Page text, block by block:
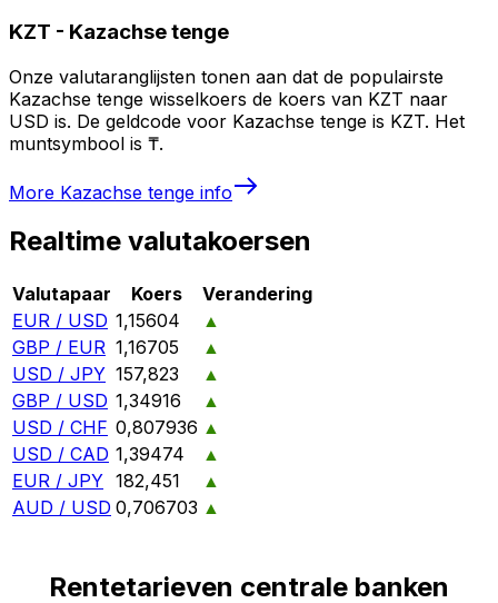
KZT - Kazachse tenge
Onze valutaranglijsten tonen aan dat de populairste
Kazachse tenge wisselkoers de koers van KZT naar
USD is. De geldcode voor Kazachse tenge is KZT. Het
muntsymbool is ₸.
More Kazachse tenge info
Realtime valutakoersen
Valutapaar Koers
Verandering
EUR / USD 1,15604
▲
GBP / EUR 1,16705
▲
USD / JPY 157,823
▲
GBP / USD 1,34916
▲
USD / CHF 0,807936 ▲
USD / CAD 1,39474
▲
EUR / JPY 182,451
▲
AUD / USD 0,706703 ▲
Rentetarieven centrale banken